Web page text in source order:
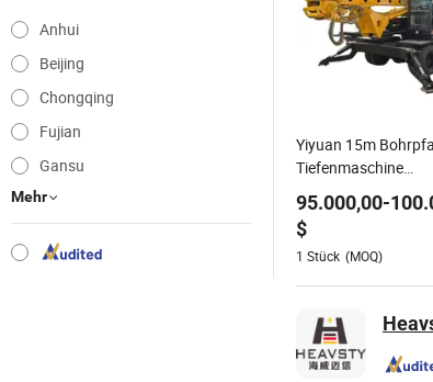
Anhui
Beijing
Chongqing
Fujian
Gansu
Mehr
Yiyuan 15m
Tiefenmaschine
Wasserbrunnen-
für Straßenbau Hafen
Autobahn-Bau
95.000,00-
$
1 Stück (MOQ)